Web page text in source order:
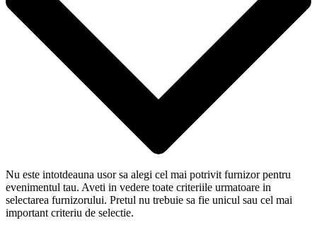
Nu este intotdeauna usor sa alegi cel mai potrivit furnizor pentru
evenimentul tau. Aveti in vedere toate criteriile urmatoare in
selectarea furnizorului. Pretul nu trebuie sa fie unicul sau cel mai
important criteriu de selectie.